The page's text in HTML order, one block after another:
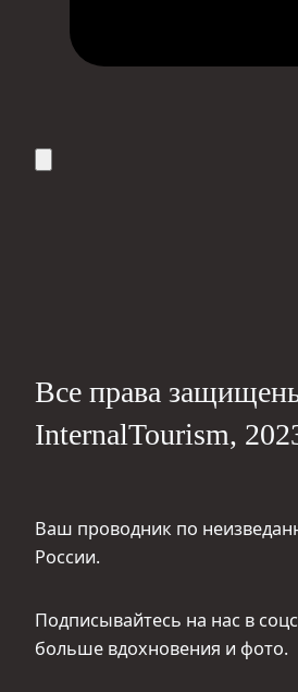
Все права
InternalTourism,
Ваш проводник по
России.
Подписывайтесь на нас в
больше вдохновения и фото.